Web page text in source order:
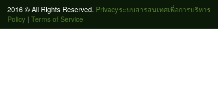
ระบบสารสนเทศเพื่อการบริหาร
2016 © All Rights Reserved. Privacy
Policy | Terms of Service